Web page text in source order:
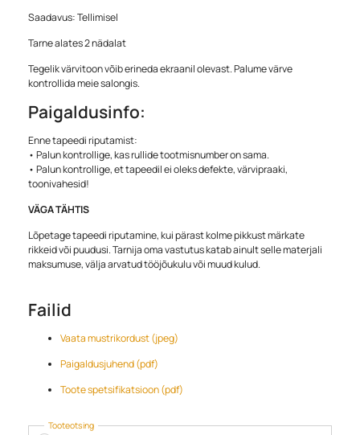
Tooteotsing
Products
Saadavus: Tellimisel
Tarne alates 2 nädalat
Tegelik värvitoon võib erineda ekraanil olevast. Palume värve
kontrollida meie salongis.
Paigaldusinfo:
Enne tapeedi riputamist:
• Palun kontrollige, kas rullide tootmisnumber on sama.
• Palun kontrollige, et tapeedil ei oleks defekte, värvipraaki,
toonivahesid!
VÄGA TÄHTIS
Lõpetage tapeedi riputamine, kui pärast kolme pikkust märkate
rikkeid või puudusi. Tarnija oma vastutus katab ainult selle materjali
maksumuse, välja arvatud tööjõukulu või muud kulud.
Failid
Vaata mustrikordust (jpeg)
Paigaldusjuhend (pdf)
Toote spetsifikatsioon (pdf)